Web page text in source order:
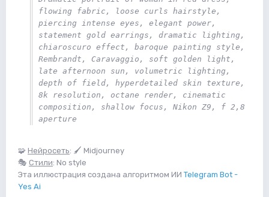
flowing fabric, loose curls hairstyle,
piercing intense eyes, elegant power,
statement gold earrings, dramatic lighting,
chiaroscuro effect, baroque painting style,
Rembrandt, Caravaggio, soft golden light,
late afternoon sun, volumetric lighting,
depth of field, hyperdetailed skin texture,
8k resolution, octane render, cinematic
composition, shallow focus, Nikon Z9, f 2,8
aperture
🧩 Нейросеть: 🖌 Midjourney
🎭 Стили: No style
Эта иллюстрация создана алгоритмом ИИ Telegram Bot -
Yes Ai